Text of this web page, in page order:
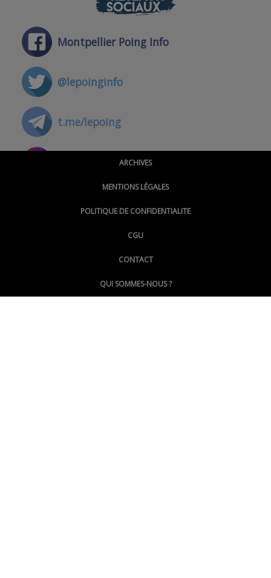
SOCIAUX
Montpellier Poing Info
@lepoinginfo
t.me/lepoing
@montpellierpoinginfo
@LePoingMontpellier
ARCHIVES
MENTIONS LÉGALES
POLITIQUE DE CONFIDENTIALITE
CGU
CONTACT
QUI SOMMES-NOUS ?